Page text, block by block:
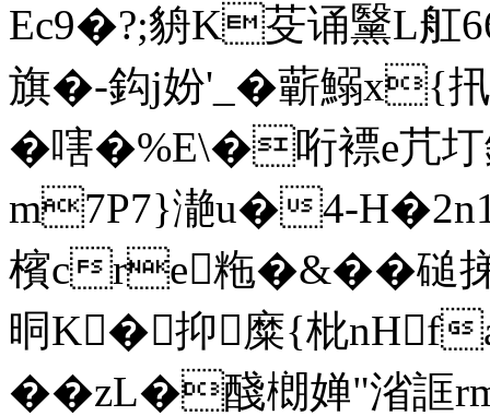
Eс9�?;貈K芟诵黳L舡
旗�-鈎j妢'_�蘄鰯x{
� 嗐�%E\�哘褾e芁圢
m7P7}濪u�4-
檳cre粚�&��磓
晍K�抑糜{枇nHf
��zL�醆樃婵"渻誆